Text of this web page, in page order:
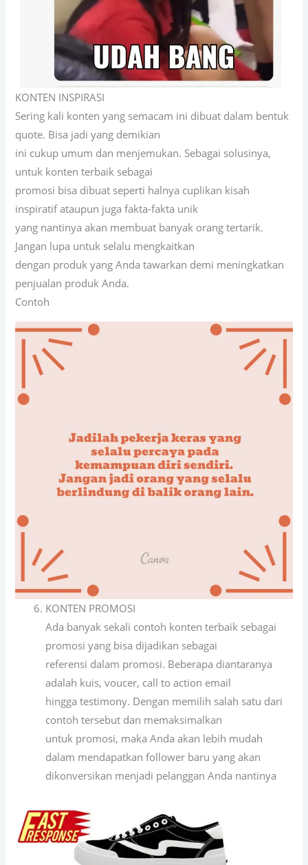
KONTEN INSPIRASI
Sering kali konten yang semacam ini dibuat dalam bentuk
quote. Bisa jadi yang demikian
ini cukup umum dan menjemukan. Sebagai solusinya,
untuk konten terbaik sebagai
promosi bisa dibuat seperti halnya cuplikan kisah
inspiratif ataupun juga fakta-fakta unik
yang nantinya akan membuat banyak orang tertarik.
Jangan lupa untuk selalu mengkaitkan
dengan produk yang Anda tawarkan demi meningkatkan
penjualan produk Anda.
Contoh
KONTEN PROMOSI
Ada banyak sekali contoh konten terbaik sebagai
promosi yang bisa dijadikan sebagai
referensi dalam promosi. Beberapa diantaranya
adalah kuis, voucer, call to action email
hingga testimony. Dengan memilih salah satu dari
contoh tersebut dan memaksimalkan
untuk promosi, maka Anda akan lebih mudah
dalam mendapatkan follower baru yang akan
dikonversikan menjadi pelanggan Anda nantinya